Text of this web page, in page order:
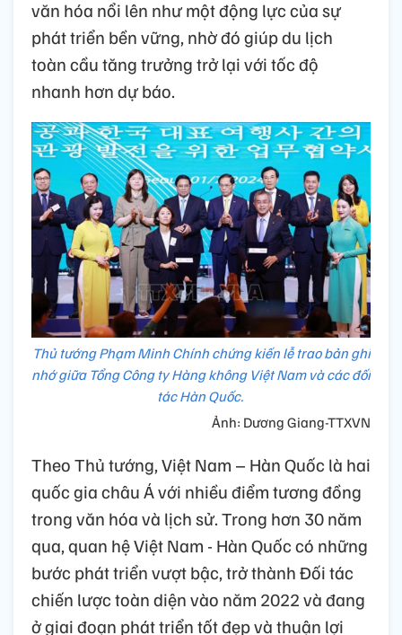
văn hóa nổi lên như một động lực của sự
phát triển bền vững, nhờ đó giúp du lịch
toàn cầu tăng trưởng trở lại với tốc độ
nhanh hơn dự báo.
Thủ tướng Phạm Minh Chính chứng kiến lễ trao bản ghi
nhớ giữa Tổng Công ty Hàng không Việt Nam và các đối
tác Hàn Quốc.
Ảnh: Dương Giang-TTXVN
Theo Thủ tướng, Việt Nam – Hàn Quốc là hai
quốc gia châu Á với nhiều điểm tương đồng
trong văn hóa và lịch sử. Trong hơn 30 năm
qua, quan hệ Việt Nam - Hàn Quốc có những
bước phát triển vượt bậc, trở thành Đối tác
chiến lược toàn diện vào năm 2022 và đang
ở giai đoạn phát triển tốt đẹp và thuận lợi